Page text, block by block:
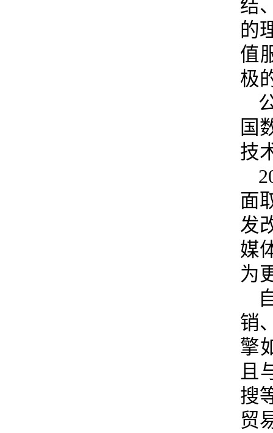
结
的
值
极
国
技
面
发
媒
为
销
擎
且
搜
贸